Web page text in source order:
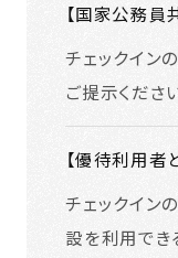
【国家公務員
チェックイン
ご提示くださ
【優待利用者
チェックイン
設を利用でき